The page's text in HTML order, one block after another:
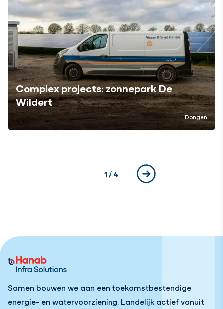
Complex projects: zonnepark De
Wildert
Dongen
Huidige pagina
1/ 4
Volgende
Samen bouwen we aan een toekomstbestendige
energie- en watervoorziening. Landelijk actief vanuit